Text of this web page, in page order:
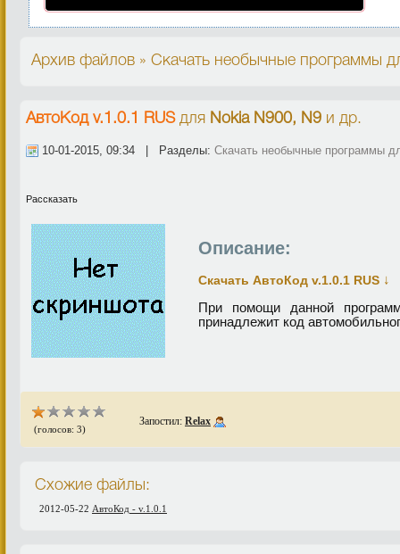
Архив файлов » Скачать необычные программы
АвтоКод v.1.0.1 RUSдля Nokia N900, N9 и др.
10-01-2015, 09:34 | Разделы: Скачать необычные программы
Рассказать
Описание:
Скачать АвтоКод v.1.0.1 RUS ↓
При помощи данной
принадлежит код
(голосов: 3)
Запостил: Relax
Схожие файлы:
2012-05-22 АвтоКод - v.1.0.1